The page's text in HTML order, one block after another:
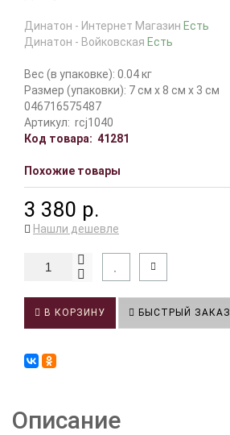
Динатон - Интернет Магазин Есть
Динатон - Войковская Есть
Вес (в упаковке): 0.04 кг
Размер (упаковки): 7 см x 8 см x 3 см
046716575487
Артикул: rcj1040
Код товара: 41281
Похожие товары
3 380 р.
Нашли дешевле
В КОРЗИНУ БЫСТРЫЙ ЗАКАЗ
Описание